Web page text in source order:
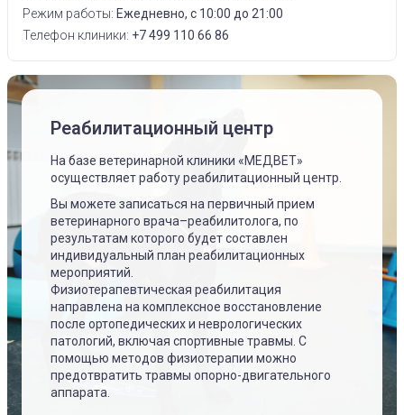
Режим работы: Ежедневно, с 10:00 до 21:00
Телефон клиники: +7 499 110 66 86
Реабилитационный центр
На базе ветеринарной клиники «МЕДВЕТ»
осуществляет работу реабилитационный центр.
Вы можете записаться на первичный прием
ветеринарного врача–реабилитолога, по
результатам которого будет составлен
индивидуальный план реабилитационных
мероприятий.
Физиотерапевтическая реабилитация
направлена на комплексное восстановление
после ортопедических и неврологических
патологий, включая спортивные травмы. С
помощью методов физиотерапии можно
предотвратить травмы опорно-двигательного
аппарата.